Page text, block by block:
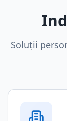
Soluții